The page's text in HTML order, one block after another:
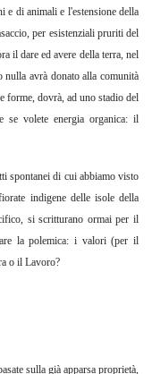
e di animali e l'estensione della
per esistenziali pruriti del
il dare ed avere della terra, nel
avrà donato alla comunità
forme, dovrà, ad uno stadio del
se volete energia organica: il
spontanei di cui abbiamo visto
indigene delle isole della
si scritturano ormai per il
la polemica: i valori (per il
o il Lavoro?
sulla già apparsa proprietà,